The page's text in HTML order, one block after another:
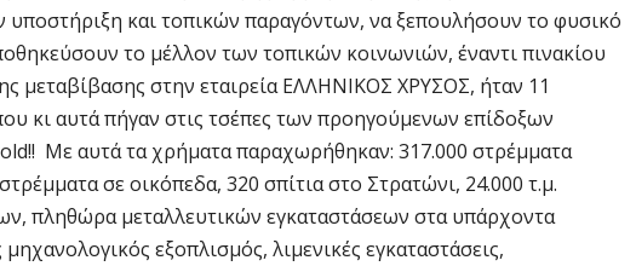
και τοπικών παραγόντων, να ξεπουλήσουν το φυσικό
το μέλλον των τοπικών κοινωνιών, έναντι πινακίου
μεταβίβασης στην εταιρεία ΕΛΛΗΝΙΚΟΣ ΧΡΥΣΟΣ, ήταν 11
κι αυτά πήγαν στις τσέπες των προηγούμενων επίδοξων
Με αυτά τα χρήματα παραχωρήθηκαν: 317.000 στρέμματα
σε οικόπεδα, 320 σπίτια στο Στρατώνι, 24.000 τ.μ.
πληθώρα μεταλλευτικών εγκαταστάσεων στα υπάρχοντα
μηχανολογικός εξοπλισμός, λιμενικές εγκαταστάσεις,